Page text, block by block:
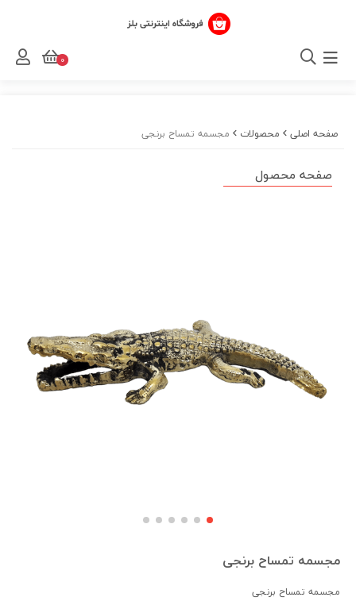
صفحه اصلی محصولات مجسمه تمساح برنجی
صفحه محصول
مجسمه تمساح برنجی
مجسمه تمساح برنجی
0